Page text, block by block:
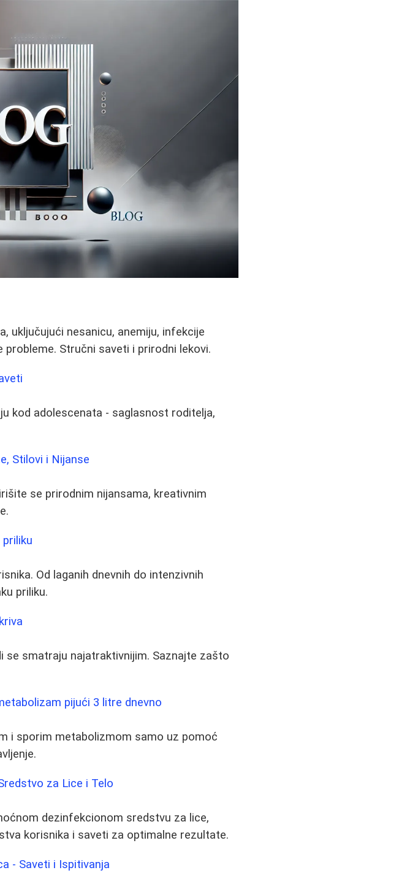
uključujući nesanicu, anemiju, infekcije
Stručni saveti i prirodni lekovi.
kod adolescenata - saglasnost roditelja,
Stilovi i Nijanse
se prirodnim nijansama, kreativnim
Od laganih dnevnih do intenzivnih
priliku.
se smatraju najatraktivnijim. Saznajte zašto
pijući 3 litre dnevno
i sporim metabolizmom samo uz pomoć
za Lice i Telo
dezinfekcionom sredstvu za lice,
korisnika i saveti za optimalne rezultate.
- Saveti i Ispitivanja